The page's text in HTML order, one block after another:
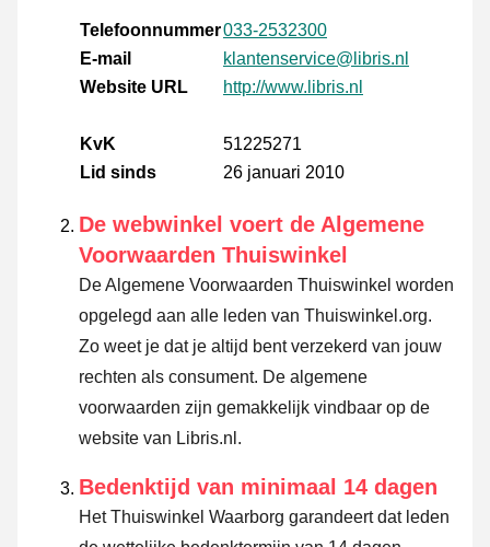
Telefoonnummer033-2532300
E-mail
klantenservice@libris.nl
Website URL
http://www.libris.nl
KvK
51225271
Lid sinds
26 januari 2010
De webwinkel voert de Algemene
Voorwaarden Thuiswinkel
De Algemene Voorwaarden Thuiswinkel worden
opgelegd aan alle leden van Thuiswinkel.org.
Zo weet je dat je altijd bent verzekerd van jouw
rechten als consument. De algemene
voorwaarden zijn gemakkelijk vindbaar op de
website van Libris.nl.
Bedenktijd van minimaal 14 dagen
Het Thuiswinkel Waarborg garandeert dat leden